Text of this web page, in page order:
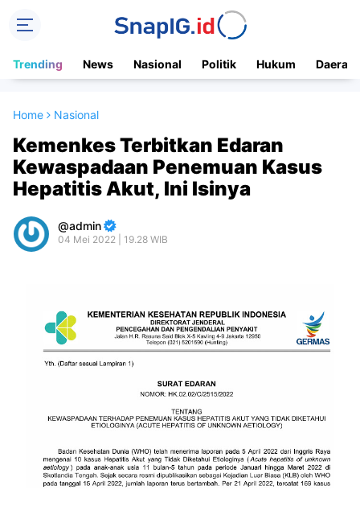
Trending News Nasional Politik Hukum Daerah
Home Nasional
Kemenkes Terbitkan Edaran
Kewaspadaan Penemuan Kasus
Hepatitis Akut, Ini Isinya
admin
04 Mei 2022 | 19.28 WIB